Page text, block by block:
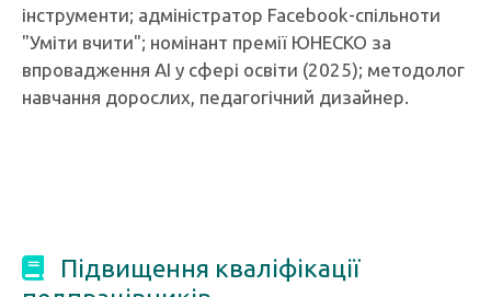
інструменти; адміністратор Facebook-спільноти
"Уміти вчити"; номінант премії ЮНЕСКО за
впровадження AI у сфері освіти (2025); методолог
навчання дорослих, педагогічний дизайнер.
Підвищення кваліфікації